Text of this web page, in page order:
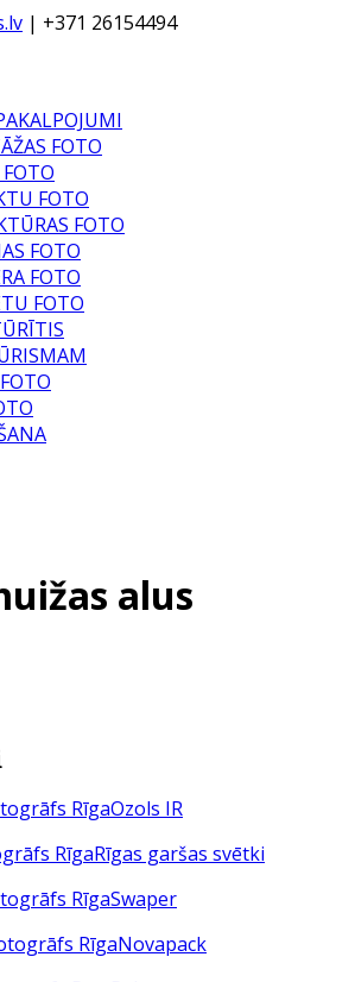
| +371 26154494
FOTO
FOTO
FOTO
FOTO
FOTO
FOTO
alus
Ozols IR
Rīgas garšas svētki
Swaper
Novapack